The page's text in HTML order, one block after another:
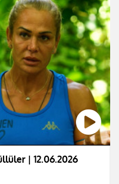
| 12.06.2026